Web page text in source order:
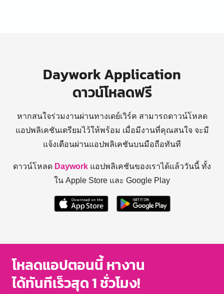
Daywork Application
ดาวน์โหลดฟรี
หากสนใจร่วมงานผ่านทางเดย์เวิร์ค สามารถดาวน์โหลด
แอปพลิเคชันเตรียมไว้ให้พร้อม เมื่อมีงานที่คุณสนใจ จะมี
แจ้งเตือนผ่านแอปพลิเคชันบนมือถือทันที
ดาวน์โหลด Daywork แอปพลิเคชันของเราได้แล้ววันนี้ ทั้ง
ใน Apple Store และ Google Play
โหลดแอปตอนนี้ หางาน
ได้ทันทีเร็วสุด 1 ชั่วโมง!